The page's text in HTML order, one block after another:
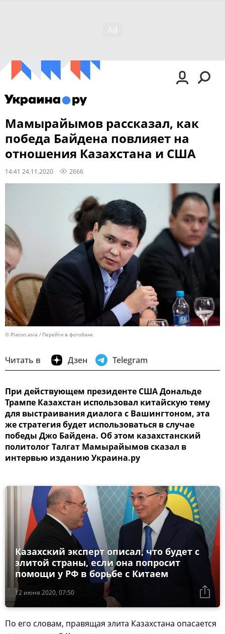
Мамырайымов рассказал, как
победа Байдена повлияет на
отношения Казахстана и США
14:41 24.11.2020 2666
© Platon.asia Перейти в фотобанк
Читать в Дзен Telegram
При действующем президенте США Дональде
Трампе Казахстан использовал китайскую тему
для выстраивания диалога с Вашингтоном, эта
же стратегия будет использоваться в случае
победы Джо Байдена. Об этом казахстанский
политолог Талгат Мамырайымов сказал в
интервью изданию Украина.ру
12 июня 2020, 07:50
Казахский эксперт описал, что будет с
элитой страны, если она попросит
помощи у РФ в борьбе с Китаем
По его словам, правящая элита Казахстана опасается